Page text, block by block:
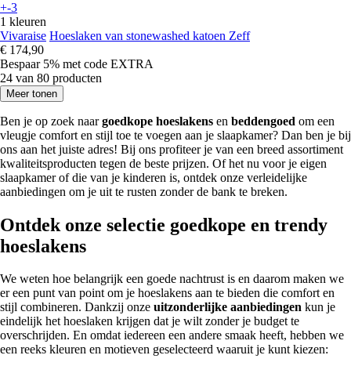
+-3
1 kleuren
Vivaraise Hoeslaken van stonewashed katoen Zeff
€ 174,90
Bespaar 5% met code EXTRA
24 van 80 producten
Meer tonen
Ben je op zoek naargoedkope hoeslakens en beddengoed om een
vleugje comfort en stijl toe te voegen aan je slaapkamer? Dan ben je bij
ons aan het juiste adres! Bij ons profiteer je van een breed assortiment
kwaliteitsproducten tegen de beste prijzen. Of het nu voor je eigen
slaapkamer of die van je kinderen is, ontdek onze verleidelijke
aanbiedingen om je uit te rusten zonder de bank te breken.
Ontdek onze selectie goedkope en trendy
hoeslakens
We weten hoe belangrijk een goede nachtrust is en daarom maken we
er een punt van point om je hoeslakens aan te bieden die comfort en
stijl combineren. Dankzij onze uitzonderlijke aanbiedingen kun je
eindelijk het hoeslaken krijgen dat je wilt zonder je budget te
overschrijden. En omdat iedereen een andere smaak heeft, hebben we
een reeks kleuren en motieven geselecteerd waaruit je kunt kiezen: